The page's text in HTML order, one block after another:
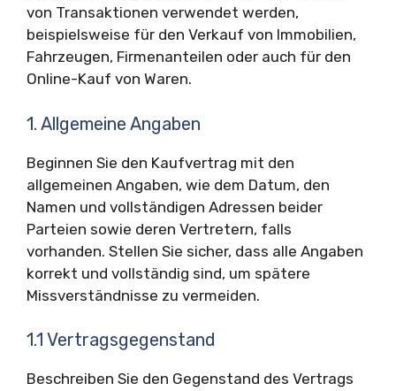
von Transaktionen verwendet werden,
beispielsweise für den Verkauf von Immobilien,
Fahrzeugen, Firmenanteilen oder auch für den
Online-Kauf von Waren.
1. Allgemeine Angaben
Beginnen Sie den Kaufvertrag mit den
allgemeinen Angaben, wie dem Datum, den
Namen und vollständigen Adressen beider
Parteien sowie deren Vertretern, falls
vorhanden. Stellen Sie sicher, dass alle Angaben
korrekt und vollständig sind, um spätere
Missverständnisse zu vermeiden.
1.1 Vertragsgegenstand
Beschreiben Sie den Gegenstand des Vertrags